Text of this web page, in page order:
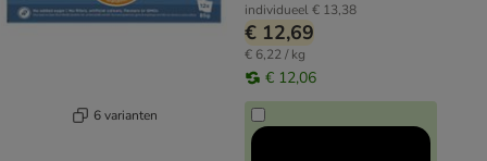
6 varianten
individueel€ 13,38
€ 12,69
€ 6,22 / kg
€ 12,06